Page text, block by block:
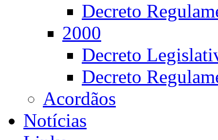
Decreto
2000
Decreto
Decreto
Acordãos
Notícias